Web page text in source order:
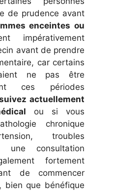
de prudence avant
enceintes ou
impérativement
avant de prendre
car certains
ne pas être
ces périodes
actuellement
ou si vous
chronique
troubles
une consultation
fortement
de commencer
bien que bénéfique